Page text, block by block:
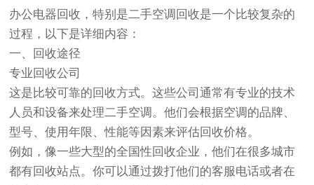
办公电器回收 ，特别是二手空调回收是一个比较复杂的
过程，以下是详细内容：
一、回收途径
专业回收公司
这是比较可靠的回收方式。这些公司通常有专业的技术
人员和设备来处理二手空调。他们会根据空调的品牌、
型号、使用年限、性能等因素来评估回收价格。
例如，像一些大型的全国性回收企业，他们在很多城市
都有回收站点。你可以通过拨打他们的客服电话或者在